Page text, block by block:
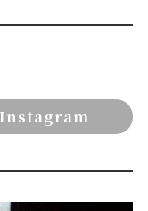
Instagram